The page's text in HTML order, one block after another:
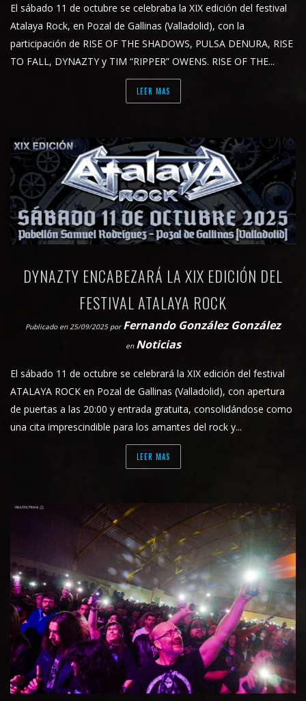
El sábado 11 de octubre se celebraba la XIX edición del festival
Atalaya Rock, en Pozal de Gallinas (Valladolid), con la
participación de RISE OF THE SHADOWS, PULSA DENURA, RISE
TO FALL, DYNAZTY y TIM “RIPPER” OWENS. RISE OF THE...
LEER MAS
DYNAZTY ENCABEZARÁ LA XIX EDICIÓN DEL
FESTIVAL ATALAYA ROCK
Publicado en 25/09/2025 por Fernando González González
en Noticias
El sábado 11 de octubre se celebrará la XIX edición del festival
ATALAYA ROCK en Pozal de Gallinas (Valladolid), con apertura
de puertas a las 20:00 y entrada gratuita, consolidándose como
una cita imprescindible para los amantes del rock y...
LEER MAS